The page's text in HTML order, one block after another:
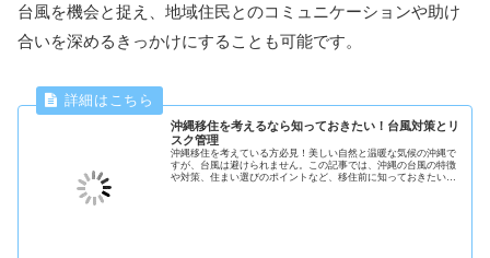
台風を機会と捉え、地域住民とのコミュニケーションや助け
合いを深めるきっかけにすることも可能です。
沖縄移住を考えるなら知っておきたい！台風対策とリ
スク管理
沖縄移住を考えている方必見！美しい自然と温暖な気候の沖縄で
すが、台風は避けられません。この記事では、沖縄の台風の特徴
や対策、住まい選びのポイントなど、移住前に知っておきたい情